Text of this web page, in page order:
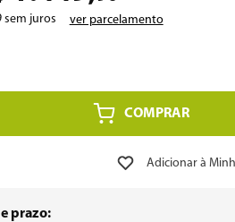
sem juros ver parcelamento
COMPRAR
prazo: